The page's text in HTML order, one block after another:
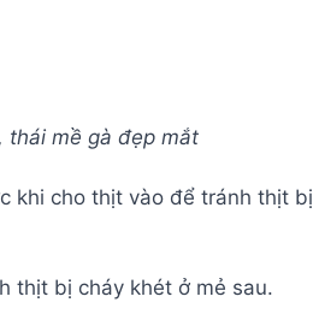
thái mề gà đẹp mắt
khi cho thịt vào để tránh thịt bị
thịt bị cháy khét ở mẻ sau.